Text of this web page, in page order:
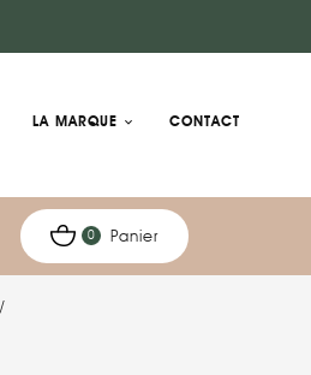
LA MARQUE CONTACT
0 Panier